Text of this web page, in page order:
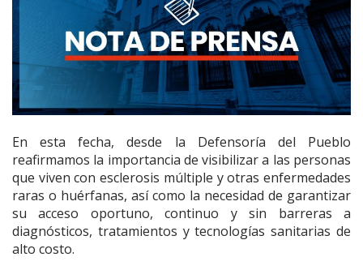
En esta fecha, desde la Defensoría del Pueblo
reafirmamos la importancia de visibilizar a las personas
que viven con esclerosis múltiple y otras enfermedades
raras o huérfanas, así como la necesidad de garantizar
su acceso oportuno, continuo y sin barreras a
diagnósticos, tratamientos y tecnologías sanitarias de
alto costo.